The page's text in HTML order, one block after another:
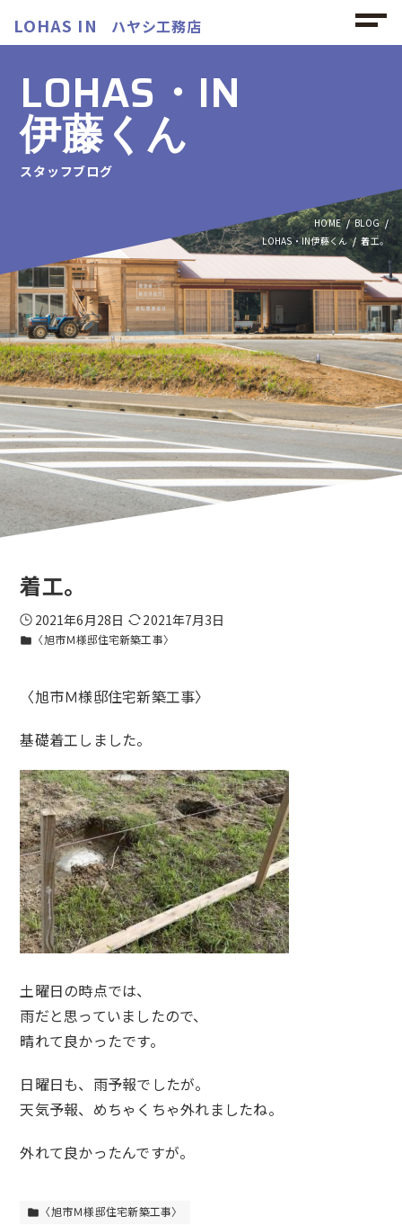
LOHAS IN ハヤシ工務店
LOHAS・IN
伊藤くん
スタッフブログ
HOME
BLOG
LOHAS・IN伊藤くん
着工。
着工。
2021年6月28日 2021年7月3日
folder 〈旭市Ｍ様邸住宅新築工事〉
〈旭市Ｍ様邸住宅新築工事〉
基礎着工しました。
土曜日の時点では、
雨だと思っていましたので、
晴れて良かったです。
日曜日も、雨予報でしたが。
天気予報、めちゃくちゃ外れましたね。
外れて良かったんですが。
folder 〈旭市Ｍ様邸住宅新築工事〉